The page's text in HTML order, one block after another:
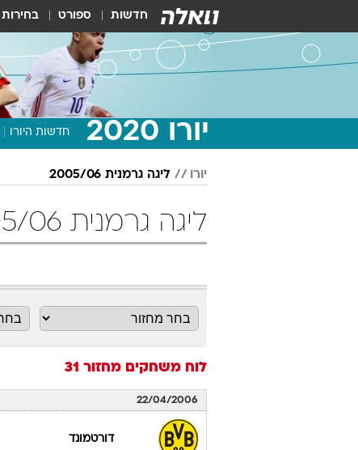
חדשות ספורט בחירות
יורו 2020 חדשות היורו
יורו ליגה גרמנית 2005/06
ליגה גרמנית 2005/06 מחזור 31 כדורגל
לוח משחקים מחזור 31
22/04/2006
דורטמונד